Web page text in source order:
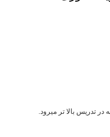
در تدریس بالا تر میرود.